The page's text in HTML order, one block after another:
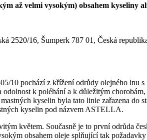
až velmi vysokým) obsahem kyseliny
2520/16, Šumperk 787 01, Česká
10 pochází z křížení odrůdy olejného lnu
k poléhání a k důležitým
kyselin byla tato linie zařazena
kyselin pod názvem ASTELLA.
květem. Současně je to první odrůda
obsahem oleje splňující tak